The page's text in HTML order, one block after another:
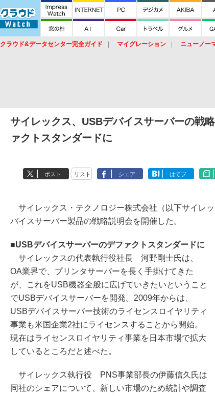
クラウド&データセンター完全ガイド マイグレーション ニューノー
サイレックス、USBデバイスサーバーの戦
ァクトスタンダードに
ポスト リスト シェア はてブ
サイレックス・テクノロジー株式会社（以下サイレ
バイスサーバー製品の戦略説明会を開催した。
■USBデバイスサーバーのデファクトスタンダードに
サイレックスの代表執行役社長 河野剛士氏は、
OA業界で、プリンタサーバーを長く手掛けてきた
が、これをUSB機器全般に広げていきたいということ
でUSBデバイスサーバーを開発。2009年からは、
USBデバイスサーバー技術のライセンスロイヤリティ
事業も米国企業2社にライセンスすることから開始。
現在はライセンスロイヤリティ事業を日本市場で拡大
しているところだと述べた。
サイレックス執行役 PNS事業部長の伊藤信久氏は
同社のシェアについて、新しい市場のため統計や調査